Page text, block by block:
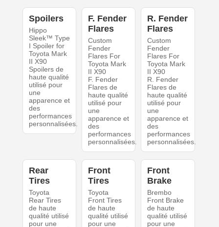
Spoilers
Hippo
Sleek™ Type
I Spoiler for
Toyota Mark
II X90
Spoilers de
haute qualité
utilisé pour
une
apparence et
des
performances
personnalisées.
F. Fender
Flares
Custom
Fender
Flares For
Toyota Mark
II X90
F. Fender
Flares de
haute qualité
utilisé pour
une
apparence et
des
performances
personnalisées.
R. Fender
Flares
Custom
Fender
Flares For
Toyota Mark
II X90
R. Fender
Flares de
haute qualité
utilisé pour
une
apparence et
des
performances
personnalisées.
Rear
Tires
Toyota
Rear Tires
de haute
qualité utilisé
pour une
Front
Tires
Toyota
Front Tires
de haute
qualité utilisé
pour une
Front
Brake
Brembo
Front Brake
de haute
qualité utilisé
pour une